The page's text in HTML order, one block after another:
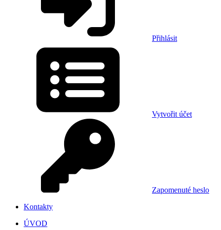
Přihlásit
Vytvořit účet
Zapomenuté heslo
Kontakty
ÚVOD